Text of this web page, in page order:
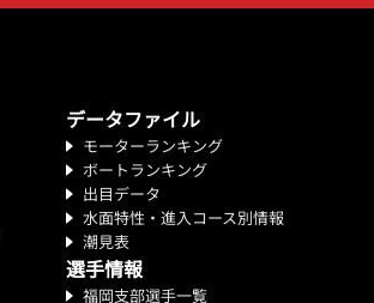
データファイル
モーターランキング
ボートランキング
出目データ
水面特性・進入コース別情報
潮見表
選手情報
福岡支部選手一覧